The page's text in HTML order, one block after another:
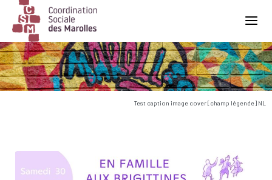
Main Navigation
Test caption image cover [champ légende] NL